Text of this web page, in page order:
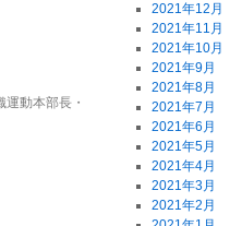
動本部長・
2021年12月
2021年11月
2021年10月
2021年9月
2021年8月
2021年7月
2021年6月
2021年5月
2021年4月
2021年3月
2021年2月